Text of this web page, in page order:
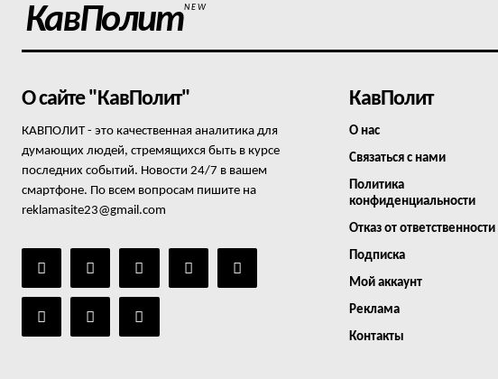
КавПолитNEW
О сайте "КавПолит"
КАВПОЛИТ - это качественная аналитика для
думающих людей, стремящихся быть в курсе
последних событий. Новости 24/7 в вашем
смартфоне. По всем вопросам пишите на
reklamasite23@gmail.com
КавПолит
О нас
Связаться с нами
Политика
конфиденциальности
Отказ от ответственности
Подписка
Мой аккаунт
Реклама
Контакты